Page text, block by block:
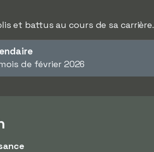
et battus au cours de sa carrière.
de février 2026